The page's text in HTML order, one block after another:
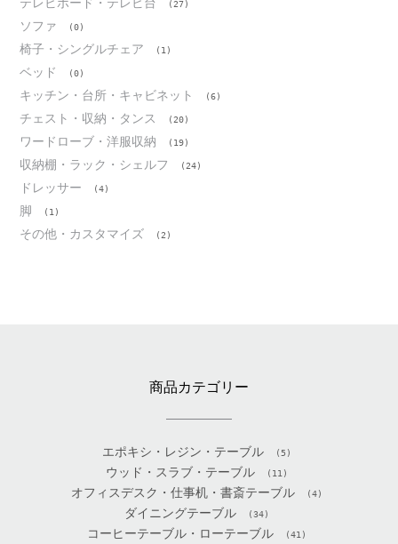
(27)
ソファ (0)
椅子・シングルチェア (1)
ベッド (0)
キッチン・台所・キャビネット (6)
チェスト・収納・タンス (20)
ワードローブ・洋服収納 (19)
収納棚・ラック・シェルフ (24)
ドレッサー (4)
脚 (1)
その他・カスタマイズ (2)
商品カテゴリー
エポキシ・レジン・テーブル (5)
ウッド・スラブ・テーブル (11)
オフィスデスク・仕事机・書斎テーブル (4)
ダイニングテーブル (34)
コーヒーテーブル・ローテーブル (41)